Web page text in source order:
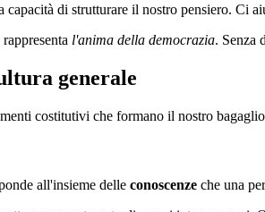
capacità di strutturare il nostro pensiero. Ci
l'anima della democrazia. Senza
generale
costitutivi che formano il nostro
all'insieme delle conoscenze che una